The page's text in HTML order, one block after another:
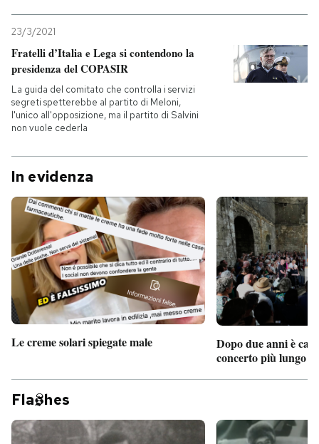
23/3/2021
Fratelli d’Italia e Lega si contendono la
presidenza del COPASIR
La guida del comitato che controlla i servizi
segreti spetterebbe al partito di Meloni,
l'unico all'opposizione, ma il partito di Salvini
non vuole cederla
In evidenza
Le creme solari spiegate male
Dopo due anni è
concerto più lungo
Fla hes